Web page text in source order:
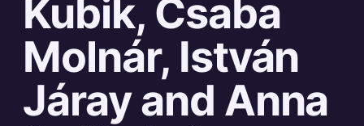
Kubik, Csaba
Molnár, István
Járay and Anna